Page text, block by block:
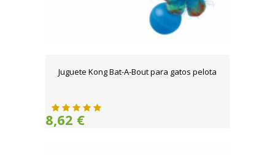
Juguete Kong Bat-A-Bout para gatos pelota
8,62 €